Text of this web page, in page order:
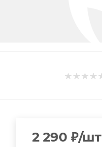
2 290 ₽/шт